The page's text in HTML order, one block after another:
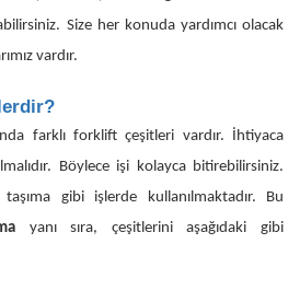
Size her konuda yardımcı olacak
vardır.
farklı forklift çeşitleri vardır. İhtiyaca
Böylece işi kolayca bitirebilirsiniz.
gibi işlerde kullanılmaktadır. Bu
yanı sıra, çeşitlerini aşağıdaki gibi